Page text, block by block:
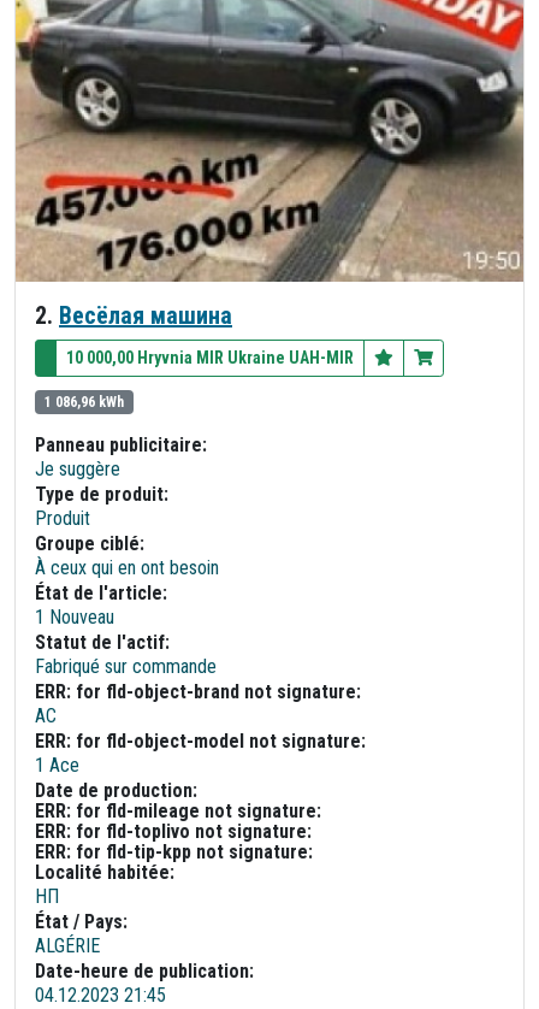
2. Весёлая машина
10 000,00 Hryvnia MIR Ukraine UAH-MIR
1 086,96 kWh
Panneau publicitaire:
Je suggère
Type de produit:
Produit
Groupe ciblé:
À ceux qui en ont besoin
État de l'article:
1 Nouveau
Statut de l'actif:
Fabriqué sur commande
ERR: for fld-object-brand not signature:
AC
ERR: for fld-object-model not signature:
1 Ace
Date de production:
ERR: for fld-mileage not signature:
ERR: for fld-toplivo not signature:
ERR: for fld-tip-kpp not signature:
Localité habitée:
НП
État / Pays:
ALGÉRIE
Date-heure de publication:
04.12.2023 21:45